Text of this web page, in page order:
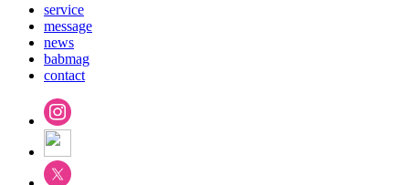
service
message
news
babmag
contact